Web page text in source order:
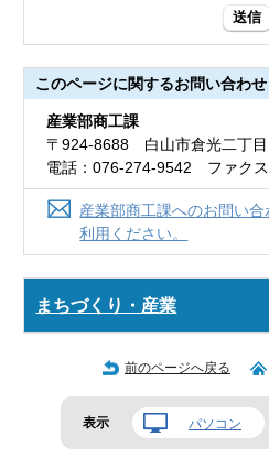
送信
このページに関するお問い合わせ
産業部商工課
〒924-8688 白山市倉光二丁
電話：076-274-9542 ファク
産業部商工課へのお問い
利用ください。
まちづくり・産業
前のページへ戻る
表示 パソコン